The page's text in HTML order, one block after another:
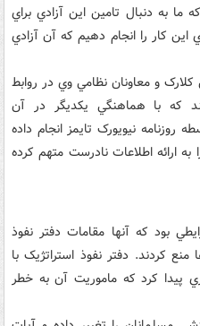
ما به دنبال تامين اين آزادي براي
اين کار را انجام دهيم که آن آزادي
کلارک و معاونان نظامي وي در روابط
که با هماهنگي يکديگر در آن
روزنامه نيويورک تايمز انجام داده
ارائه اطلاعات نادرست متهم کرده
بود که آنها مقامات دفتر نفوذ
کردند. دفتر نفوذ استراتژيک با
پيدا کرد که ماموريت آن به خطر